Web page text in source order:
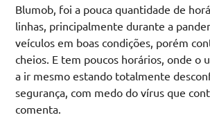
Blumob, foi a pouca quantidade de
linhas, principalmente durante a
veículos em boas condições, porém
cheios. E tem poucos horários, onde o
a ir mesmo estando totalmente
segurança, com medo do vírus que
comenta.